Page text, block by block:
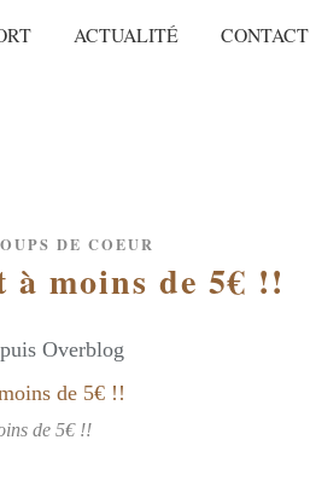
ACTUALITÉ CONTACT
DE COEUR
moins de 5€ !!
Overblog
de 5€ !!